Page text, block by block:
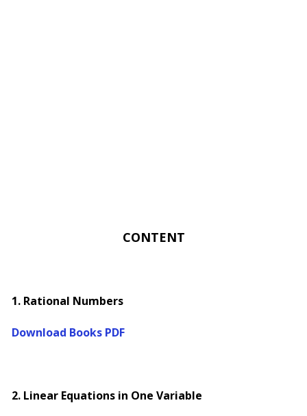
CONTENT
1. Rational Numbers
Download Books PDF
2. Linear Equations in One Variable